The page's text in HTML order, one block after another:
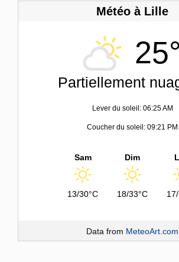
Météo à Lille
25°
Partiellement
Lever du soleil: 06:25 AM
Coucher du soleil: 09:21 PM
Sam
13/30°C
Dim
18/33°C
Data from MeteoArt.com